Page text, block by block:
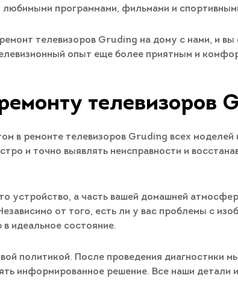
программами, фильмами и
телевизоров Gruding на дому с нами, и
опыт еще более приятным и
телевизоров
в ремонте телевизоров Gruding всех
и точно выявлять неисправности и
устройство, а часть вашей домашней
от того, есть ли у вас проблемы с
идеальное состояние.
политикой. После проведения диагностики
информированное решение. Все наши детали